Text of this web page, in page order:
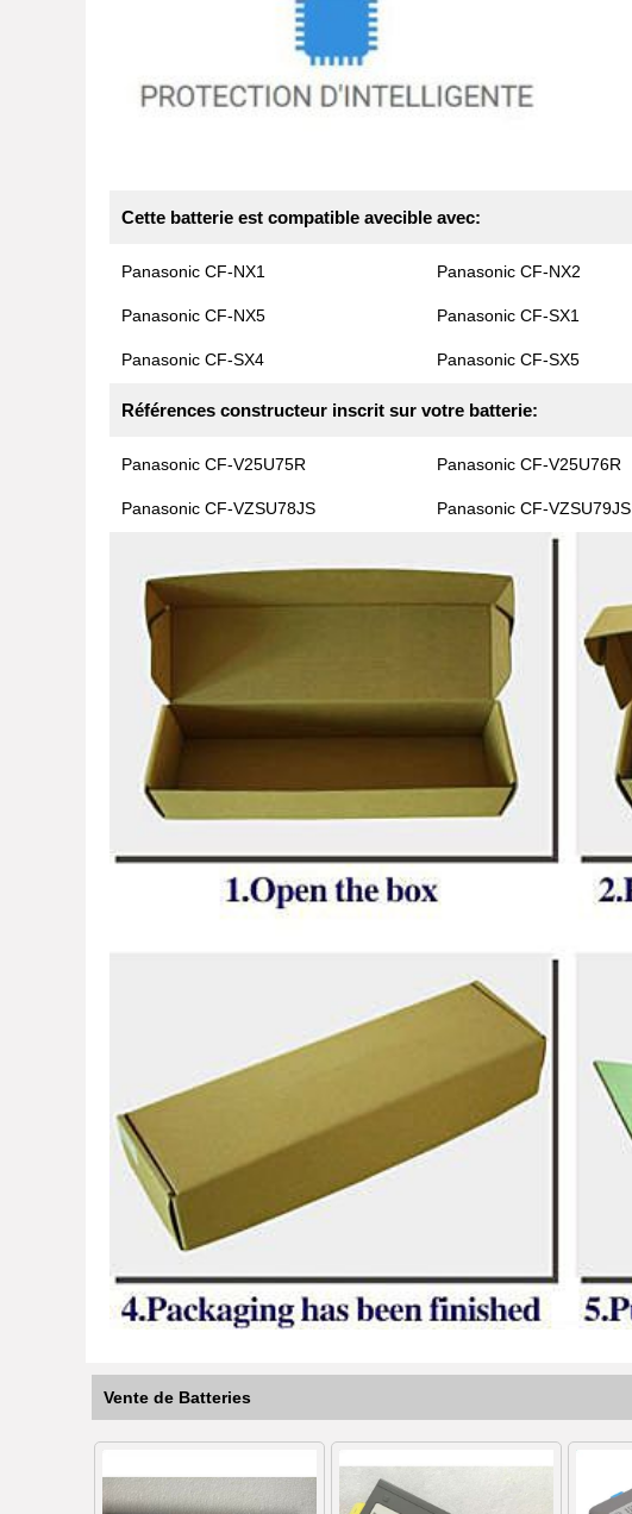
Cette batterie est compatible avecible avec:
Panasonic CF-NX1 Panasonic CF-NX2
Panasonic CF-NX5 Panasonic CF-SX1
Panasonic CF-SX4 Panasonic CF-SX5
Références constructeur inscrit sur votre batterie:
Panasonic CF-V25U75R Panasonic CF-V25U76R
Panasonic CF-VZSU78JS Panasonic CF-VZSU79JS
Vente de Batteries